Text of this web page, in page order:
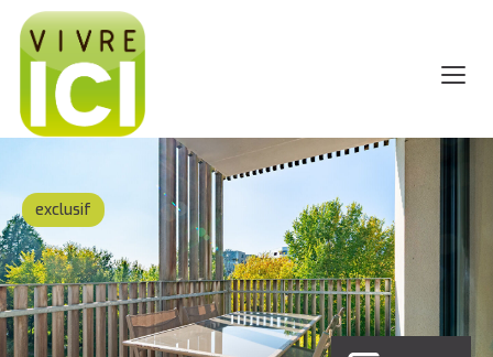
exclusif